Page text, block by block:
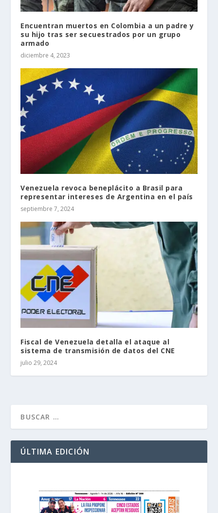
Encuentran muertos en Colombia a un padre y
su hijo tras ser secuestrados por un grupo
armado
diciembre 4, 2023
Venezuela revoca beneplácito a Brasil para
representar intereses de Argentina en el país
septiembre 7, 2024
Fiscal de Venezuela detalla el ataque al
sistema de transmisión de datos del CNE
julio 29, 2024
ÚLTIMA EDICIÓN